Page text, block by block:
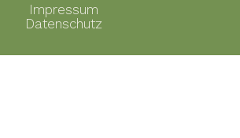
Impressum
Datenschutz